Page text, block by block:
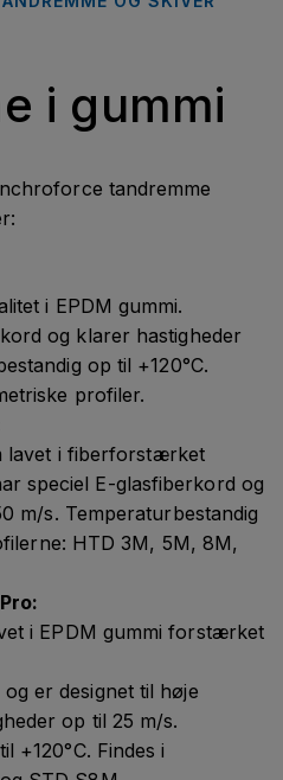
i gummi
tandremme
i EPDM gummi.
og klarer hastigheder
op til +120°C.
profiler.
lavet i fiberforstærket
speciel E-glasfiberkord og
m/s. Temperaturbestandig
HTD 3M, 5M, 8M,
i EPDM gummi forstærket
er designet til høje
op til 25 m/s.
+120°C. Findes i